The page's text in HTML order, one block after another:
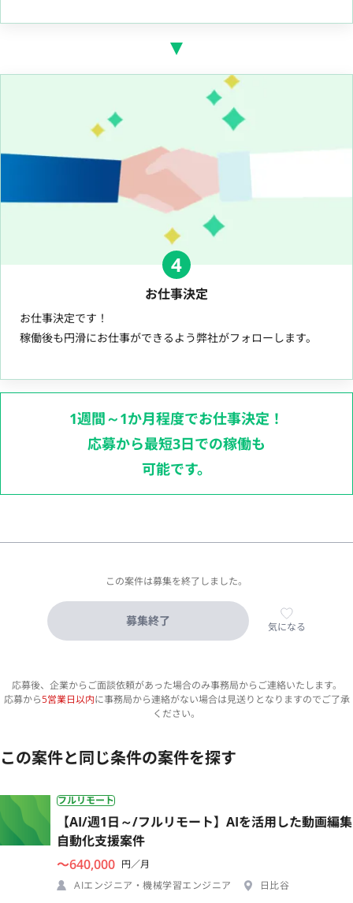
4
お仕事決定
お仕事決定です！
稼働後も円滑にお仕事ができるよう弊社がフォローします。
1週間～1か月程度でお仕事決定！
応募から最短3日での稼働も
可能です。
この案件は募集を終了しました。
募集終了 気になる
応募後、企業からご面談依頼があった場合のみ事務局からご連絡いたします。
応募から5営業日以内に事務局から連絡がない場合は見送りとなりますのでご了承
ください。
この案件と同じ条件の案件を探す
フルリモート
【AI/週1日～/フルリモート】AIを活用した動画編集
自動化支援案件
〜640,000 円／月
AIエンジニア・機械学習エンジニア
日比谷